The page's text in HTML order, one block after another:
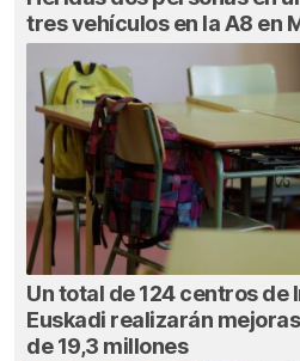
tres vehículos en la A8 en
Un total de 124 centros de
Euskadi realizarán
de 19,3 millones